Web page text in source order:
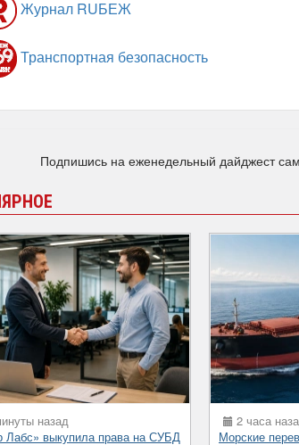
Журнал RUБЕЖ
Транспортная безопасность
Подпишись на еженедельный дайджест
назад
Лабс» выкупила права на СУБД
2 часа
Морские